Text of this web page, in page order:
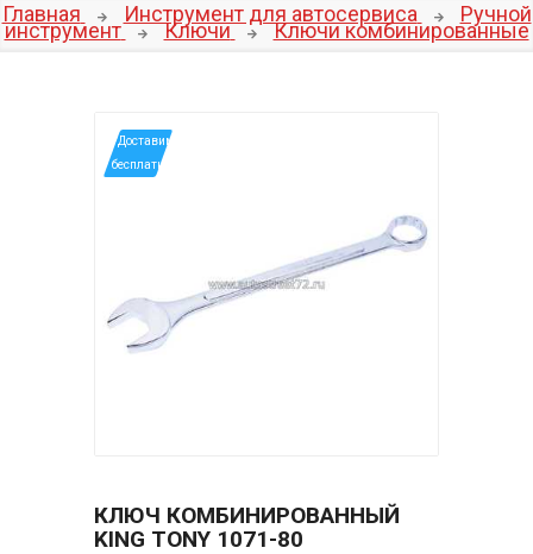
Главная Инструмент для автосервиса Ручной
инструмент Ключи Ключи комбинированные
*Доставим
бесплатно
КЛЮЧ КОМБИНИРОВАННЫЙ
KING TONY 1071-80